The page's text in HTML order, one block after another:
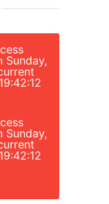
Sunday,
Sunday,